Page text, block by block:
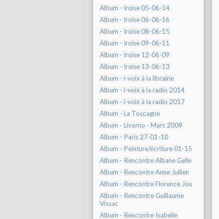
Album - Iroise 05-06-14
Album - Iroise 06-06-16
Album - Iroise 08-06-15
Album - Iroise 09-06-11
Album - Iroise 12-06-09
Album - Iroise 13-06-13
Album - i-voix à la librairie
Album - i-voix à la radio 2014
Album - i-voix à la radio 2017
Album - La Toscagne
Album - Livorno - Mars 2009
Album - Paris 27-01-10
Album - Peinture/écriture 01-15
Album - Rencontre Albane Gelle
Album - Rencontre Anne Jullien
Album - Rencontre Florence Jou
Album - Rencontre Guillaume
Vissac
Album - Rencontre Isabelle